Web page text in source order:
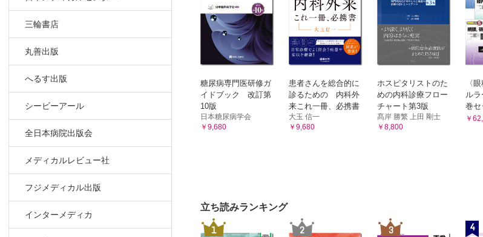
三輪書店
丸善出版
へるす出版
シービーアール
全日本病院出版会
メディカルレビュー社
フジメディカル出版
インターメディカ
糖尿病専門医研修ガ
イドブック 改訂第
10版
日本糖尿病学会
￥9,680
患者さんを総合的に
診るための 内科外
来これ一冊、必携書
大玉 信一
￥9,680
ホスピタリストのた
めの内科診療フロー
チャート第3版
髙岸 勝繁 上田 剛士
￥8,800
〈
ル
巻セ
￥
立ち読みランキング
1 2 3 4